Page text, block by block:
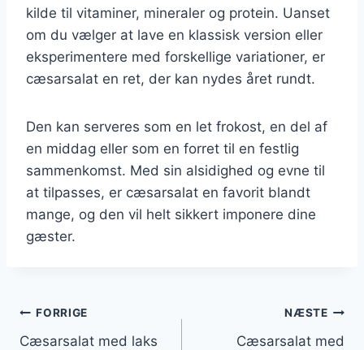
kilde til vitaminer, mineraler og protein. Uanset
om du vælger at lave en klassisk version eller
eksperimentere med forskellige variationer, er
cæsarsalat en ret, der kan nydes året rundt.
Den kan serveres som en let frokost, en del af
en middag eller som en forret til en festlig
sammenkomst. Med sin alsidighed og evne til
at tilpasses, er cæsarsalat en favorit blandt
mange, og den vil helt sikkert imponere dine
gæster.
Indlægsnavigation
FORRIGE
Cæsarsalat med laks
NÆSTE
Cæsarsalat med